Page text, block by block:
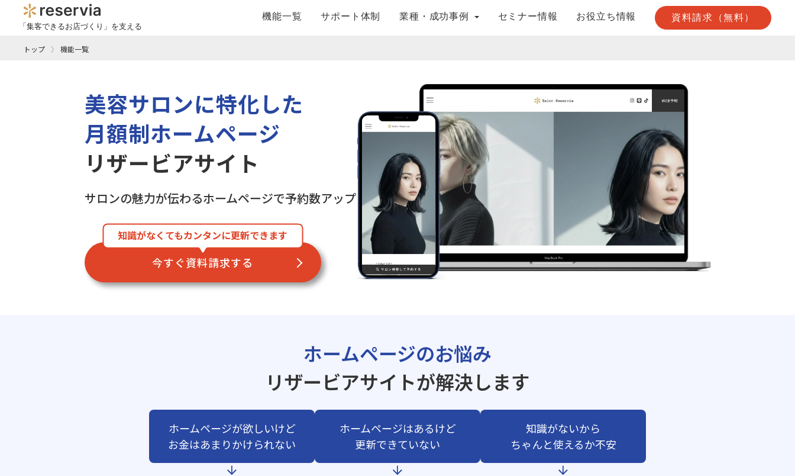
「集客できるお店づくり」を支える
機能一覧 サポート体制 業種・成功事例 セミナー情報 お役立ち情報 資料請求（無料）
トップ 機能一覧
美容サロンに特化した
月額制ホームページ
リザービアサイト
サロンの魅力が伝わるホームページで予約数アップ
知識がなくてもカンタンに更新できます
今すぐ資料請求する
ホームページのお悩み
リザービアサイトが解決します
ホームページが欲しいけど
お金はあまりかけられない
ホームページはあるけど
更新できていない
知識がないから
ちゃんと使えるか不安